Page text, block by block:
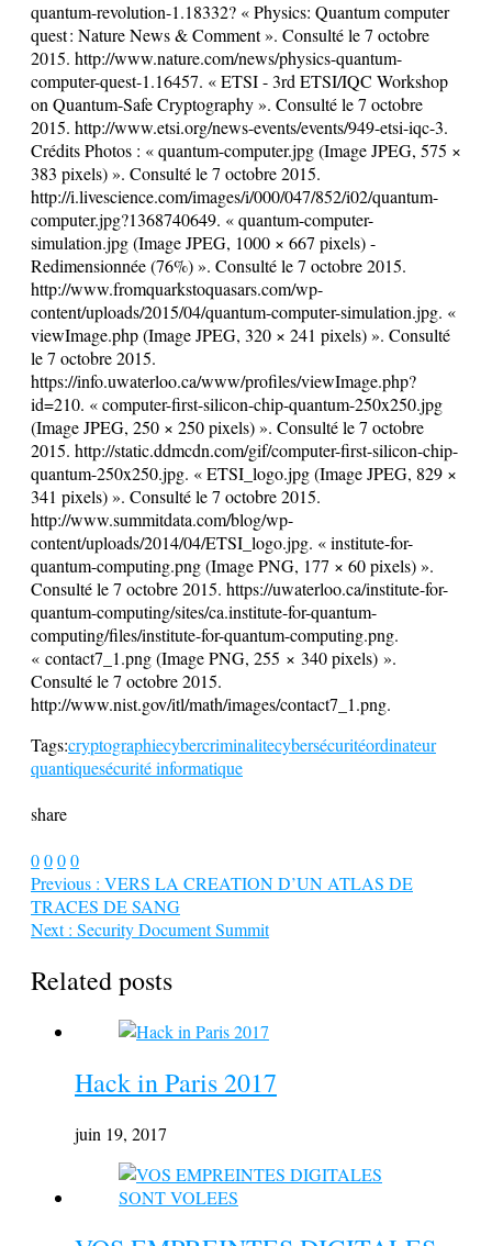
quantum-revolution-1.18332? « Physics: Quantum computer
quest : Nature News & Comment ». Consulté le 7 octobre
2015. http://www.nature.com/news/physics-quantum-
computer-quest-1.16457. « ETSI - 3rd ETSI/IQC Workshop
on Quantum-Safe Cryptography ». Consulté le 7 octobre
2015. http://www.etsi.org/news-events/events/949-etsi-iqc-3.
Crédits Photos : « quantum-computer.jpg (Image JPEG, 575 ×
383 pixels) ». Consulté le 7 octobre 2015.
http://i.livescience.com/images/i/000/047/852/i02/quantum-
computer.jpg?1368740649. « quantum-computer-
simulation.jpg (Image JPEG, 1000 × 667 pixels) -
Redimensionnée (76%) ». Consulté le 7 octobre 2015.
http://www.fromquarkstoquasars.com/wp-
content/uploads/2015/04/quantum-computer-simulation.jpg. «
viewImage.php (Image JPEG, 320 × 241 pixels) ». Consulté
le 7 octobre 2015.
https://info.uwaterloo.ca/www/profiles/viewImage.php?
id=210. « computer-first-silicon-chip-quantum-250x250.jpg
(Image JPEG, 250 × 250 pixels) ». Consulté le 7 octobre
2015. http://static.ddmcdn.com/gif/computer-first-silicon-chip-
quantum-250x250.jpg. « ETSI_logo.jpg (Image JPEG, 829 ×
341 pixels) ». Consulté le 7 octobre 2015.
http://www.summitdata.com/blog/wp-
content/uploads/2014/04/ETSI_logo.jpg. « institute-for-
quantum-computing.png (Image PNG, 177 × 60 pixels) ».
Consulté le 7 octobre 2015. https://uwaterloo.ca/institute-for-
quantum-computing/sites/ca.institute-for-quantum-
computing/files/institute-for-quantum-computing.png.
« contact7_1.png (Image PNG, 255 × 340 pixels) ».
Consulté le 7 octobre 2015.
http://www.nist.gov/itl/math/images/contact7_1.png.
Tags:cryptographiecybercriminalitecybersécuritéordinateur
quantiquesécurité informatique
share
0000
Previous : VERS LA CREATION D’UN ATLAS DE
TRACES DE SANG
Next : Security Document Summit
Related posts
Hack in Paris 2017
juin 19, 2017